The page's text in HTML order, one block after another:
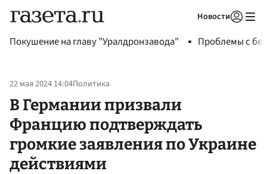
Новости
Покушение на главу "Уралдронзавода" Проблемы с
22 мая 2024 14:04Политика
В Германии призвали
Францию подтверждать
громкие заявления по Украине
действиями